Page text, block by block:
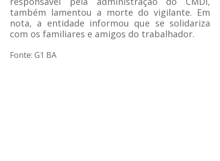
também lamentou a morte do vigilante. Em
nota, a entidade informou que se solidariza
com os familiares e amigos do trabalhador.
Fonte: G1 BA